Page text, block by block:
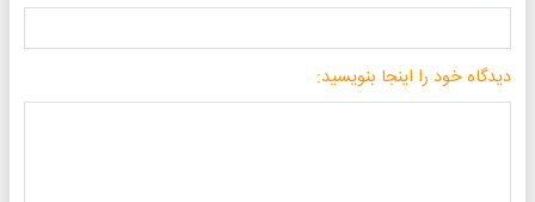
دیدگاه خود را اینجا بنویسید: